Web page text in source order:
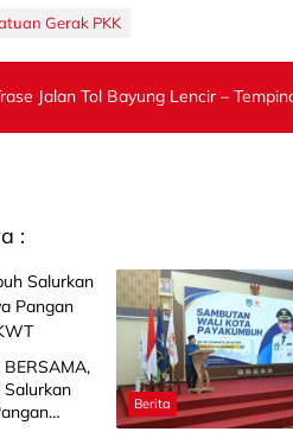
Gerak PKK
Jalan Tol Bayung Lencir –
:
BERSAMA,
Salurkan
Berita